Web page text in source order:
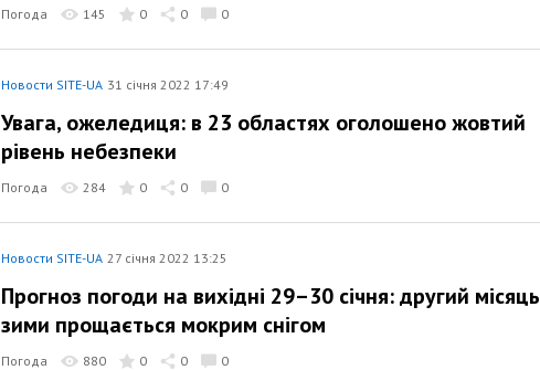
Погода 145 0 0 0
Новости SITE-UA 31 січня 2022 17:49
Увага, ожеледиця: в 23 областях оголошено жовтий
рівень небезпеки
Погода 284 0 0 0
Новости SITE-UA 27 січня 2022 13:25
Прогноз погоди на вихідні 29–30 січня: другий місяць
зими прощається мокрим снігом
Погода 880 0 0 0